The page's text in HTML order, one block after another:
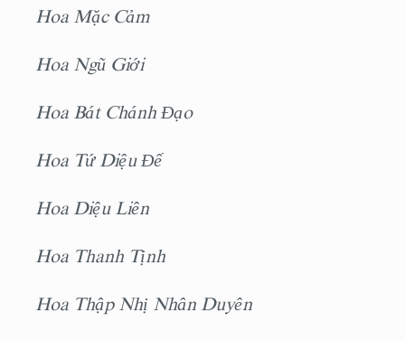
Hoa Mặc Cảm
Hoa Ngũ Giới
Hoa Bát Chánh Đạo
Hoa Tứ Diệu Đế
Hoa Diệu Liên
Hoa Thanh Tịnh
Hoa Thập Nhị Nhân Duyên